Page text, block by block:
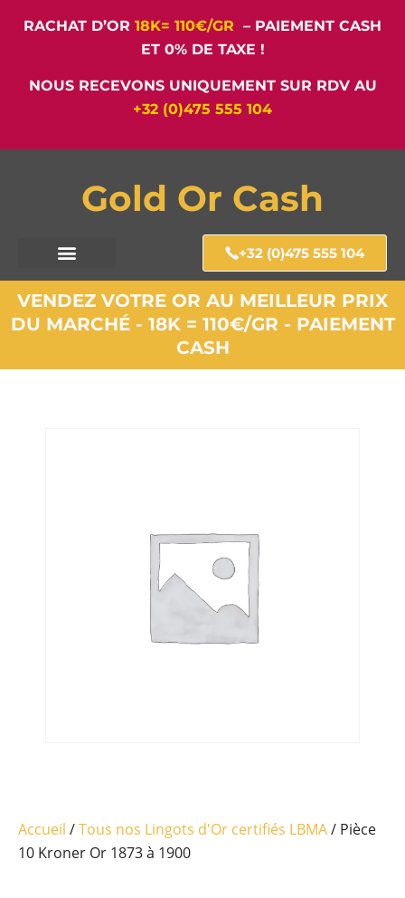
RACHAT D’OR 18K= 110€/GR – PAIEMENT CASH
ET 0% DE TAXE !
NOUS RECEVONS UNIQUEMENT SUR RDV AU
+32 (0)475 555 104
Gold Or Cash
+32 (0)475 555 104
VENDEZ VOTRE OR AU MEILLEUR PRIX
DU MARCHÉ - 18K = 110€/GR - PAIEMENT
CASH
Accueil /Tous nos Lingots d'Or certifiés LBMA/ Pièce
10 Kroner Or 1873 à 1900